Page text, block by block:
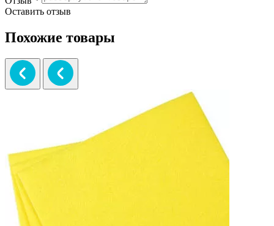
Оставить отзыв
Похожие товары